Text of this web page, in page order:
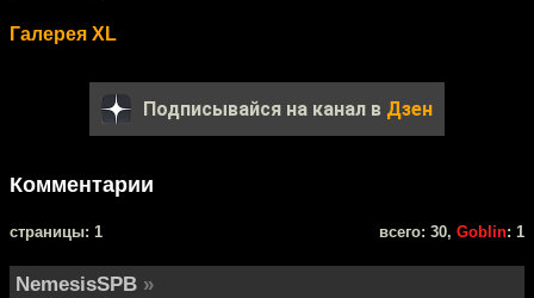
Галерея XL
Подписывайся на канал в Дзен
Комментарии
cтраницы: 1 всего: 30, Goblin: 1
NemesisSPB »